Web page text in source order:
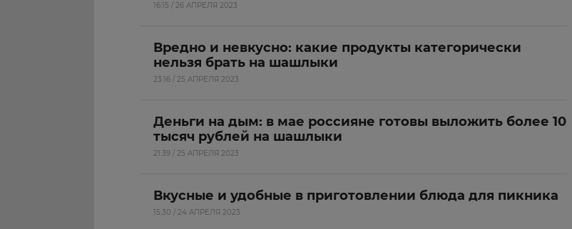
16:15 / 26 АПРЕЛЯ 2023
Вредно и невкусно: какие продукты категорически
нельзя брать на шашлыки
23:16 / 25 АПРЕЛЯ 2023
Деньги на дым: в мае россияне готовы выложить более 10
тысяч рублей на шашлыки
21:39 / 25 АПРЕЛЯ 2023
Вкусные и удобные в приготовлении блюда для пикника
15:30 / 24 АПРЕЛЯ 2023